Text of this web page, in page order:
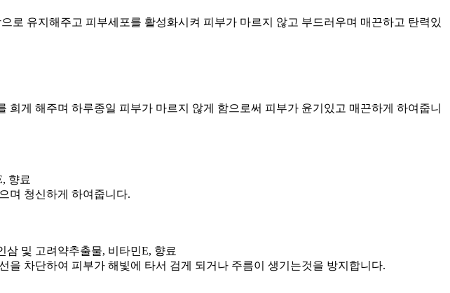
로 유지해주고 피부세포를 활성화시켜 피부가 마르지 않고 부드러우며 매끈하고 탄력있
게 해주며 하루종일 피부가 마르지 않게 함으로써 피부가 윤기있고 매끈하게 하여줍니
향료
며 청신하게 하여줍니다.
및 고려약추출물, 비타민E, 향료
차단하여 피부가 해빛에 타서 검게 되거나 주름이 생기는것을 방지합니다.